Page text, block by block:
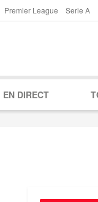
Premier League Serie A
EN DIRECT